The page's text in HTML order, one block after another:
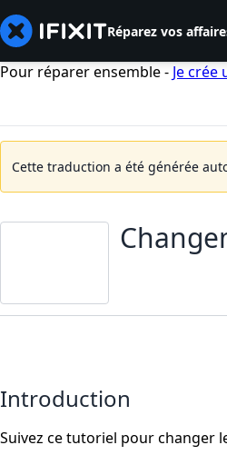
Réparez vos
Pour réparer ensemble - Je crée
Cette traduction a été générée
Introduction
Suivez ce tutoriel pour changer